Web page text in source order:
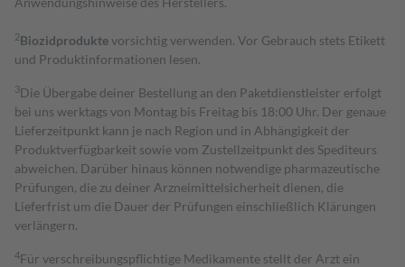
2Biozidproduktevorsichtig verwenden. Vor Gebrauch stets Etikett
und Produktinformationen lesen.
3Die Übergabe deiner Bestellung an den Paketdienstleister erfolgt
bei uns werktags von Montag bis Freitag bis 18:00 Uhr. Der genaue
Lieferzeitpunkt kann je nach Region und in Abhängigkeit der
Produktverfügbarkeit sowie vom Zustellzeitpunkt des Spediteurs
abweichen. Darüber hinaus können notwendige pharmazeutische
Prüfungen, die zu deiner Arzneimittelsicherheit dienen, die
Lieferfrist um die Dauer der Prüfungen einschließlich Klärungen
verlängern.
4Für verschreibungspflichtige Medikamente stellt der Arzt ein